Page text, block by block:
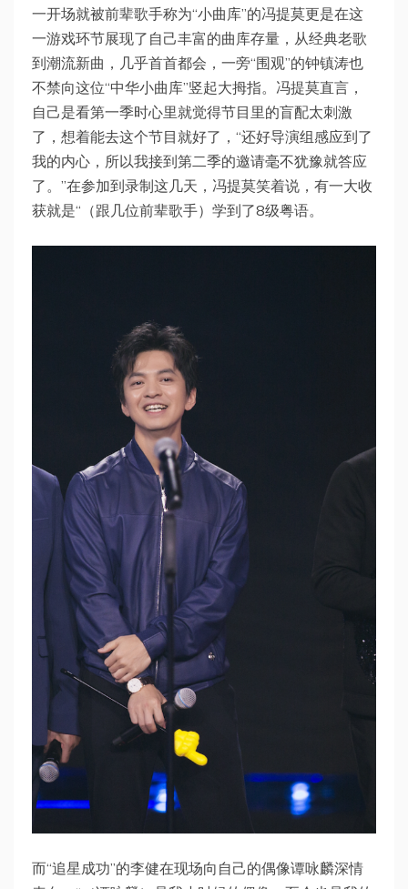
一开场就被前辈歌手称为“小曲库”的冯提莫更是在这
一游戏环节展现了自己丰富的曲库存量，从经典老歌
到潮流新曲，几乎首首都会，一旁“围观”的钟镇涛也
不禁向这位“中华小曲库”竖起大拇指。冯提莫直言，
自己是看第一季时心里就觉得节目里的盲配太刺激
了，想着能去这个节目就好了，“还好导演组感应到了
我的内心，所以我接到第二季的邀请毫不犹豫就答应
了。”在参加到录制这几天，冯提莫笑着说，有一大收
获就是“（跟几位前辈歌手）学到了8级粤语。
而“追星成功”的李健在现场向自己的偶像谭咏麟深情